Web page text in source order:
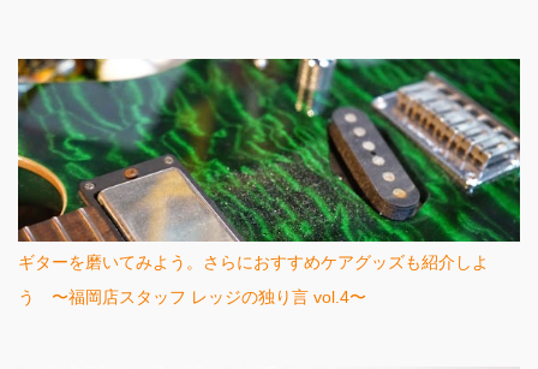
ギターを磨いてみよう。さらにおすすめケアグッズも紹介しよ
う 〜福岡店スタッフ レッジの独り言 vol.4〜